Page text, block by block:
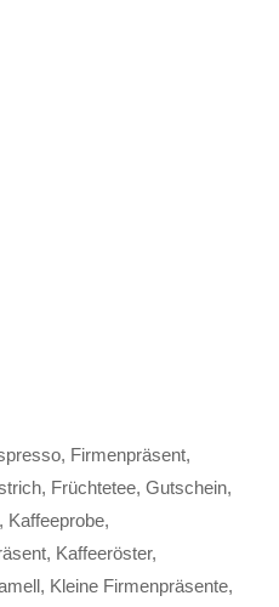
Firmenpräsent
Früchtetee Gutschein
Kaffeeprobe
Kaffeeröster
Kleine Firmenpräsente